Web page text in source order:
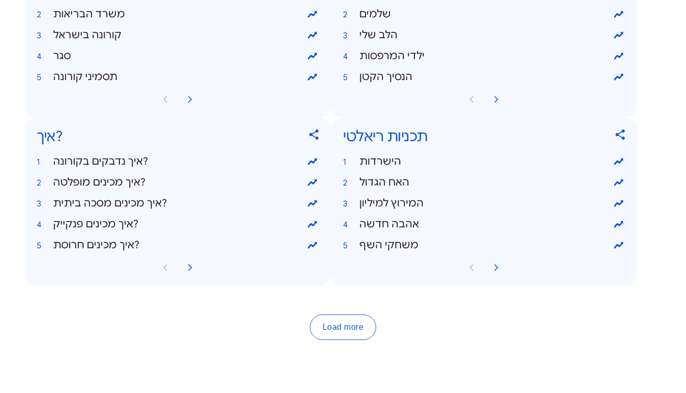
משרד הבריאות
קורונה בישראל
סגר
תסמיני קורונה
שלמים
הלב שלי
ילדי המרפסות
הנסיך הקטן
איך?
איך נדבקים בקורונה?
איך מכינים מופלטה?
איך מכינים מסכה ביתית?
איך מכינים פנקייק?
איך מכינים חרוסת?
תכניות ריאלטי
הישרדות
האח הגדול
המירוץ למיליון
אהבה חדשה
משחקי השף
Load more